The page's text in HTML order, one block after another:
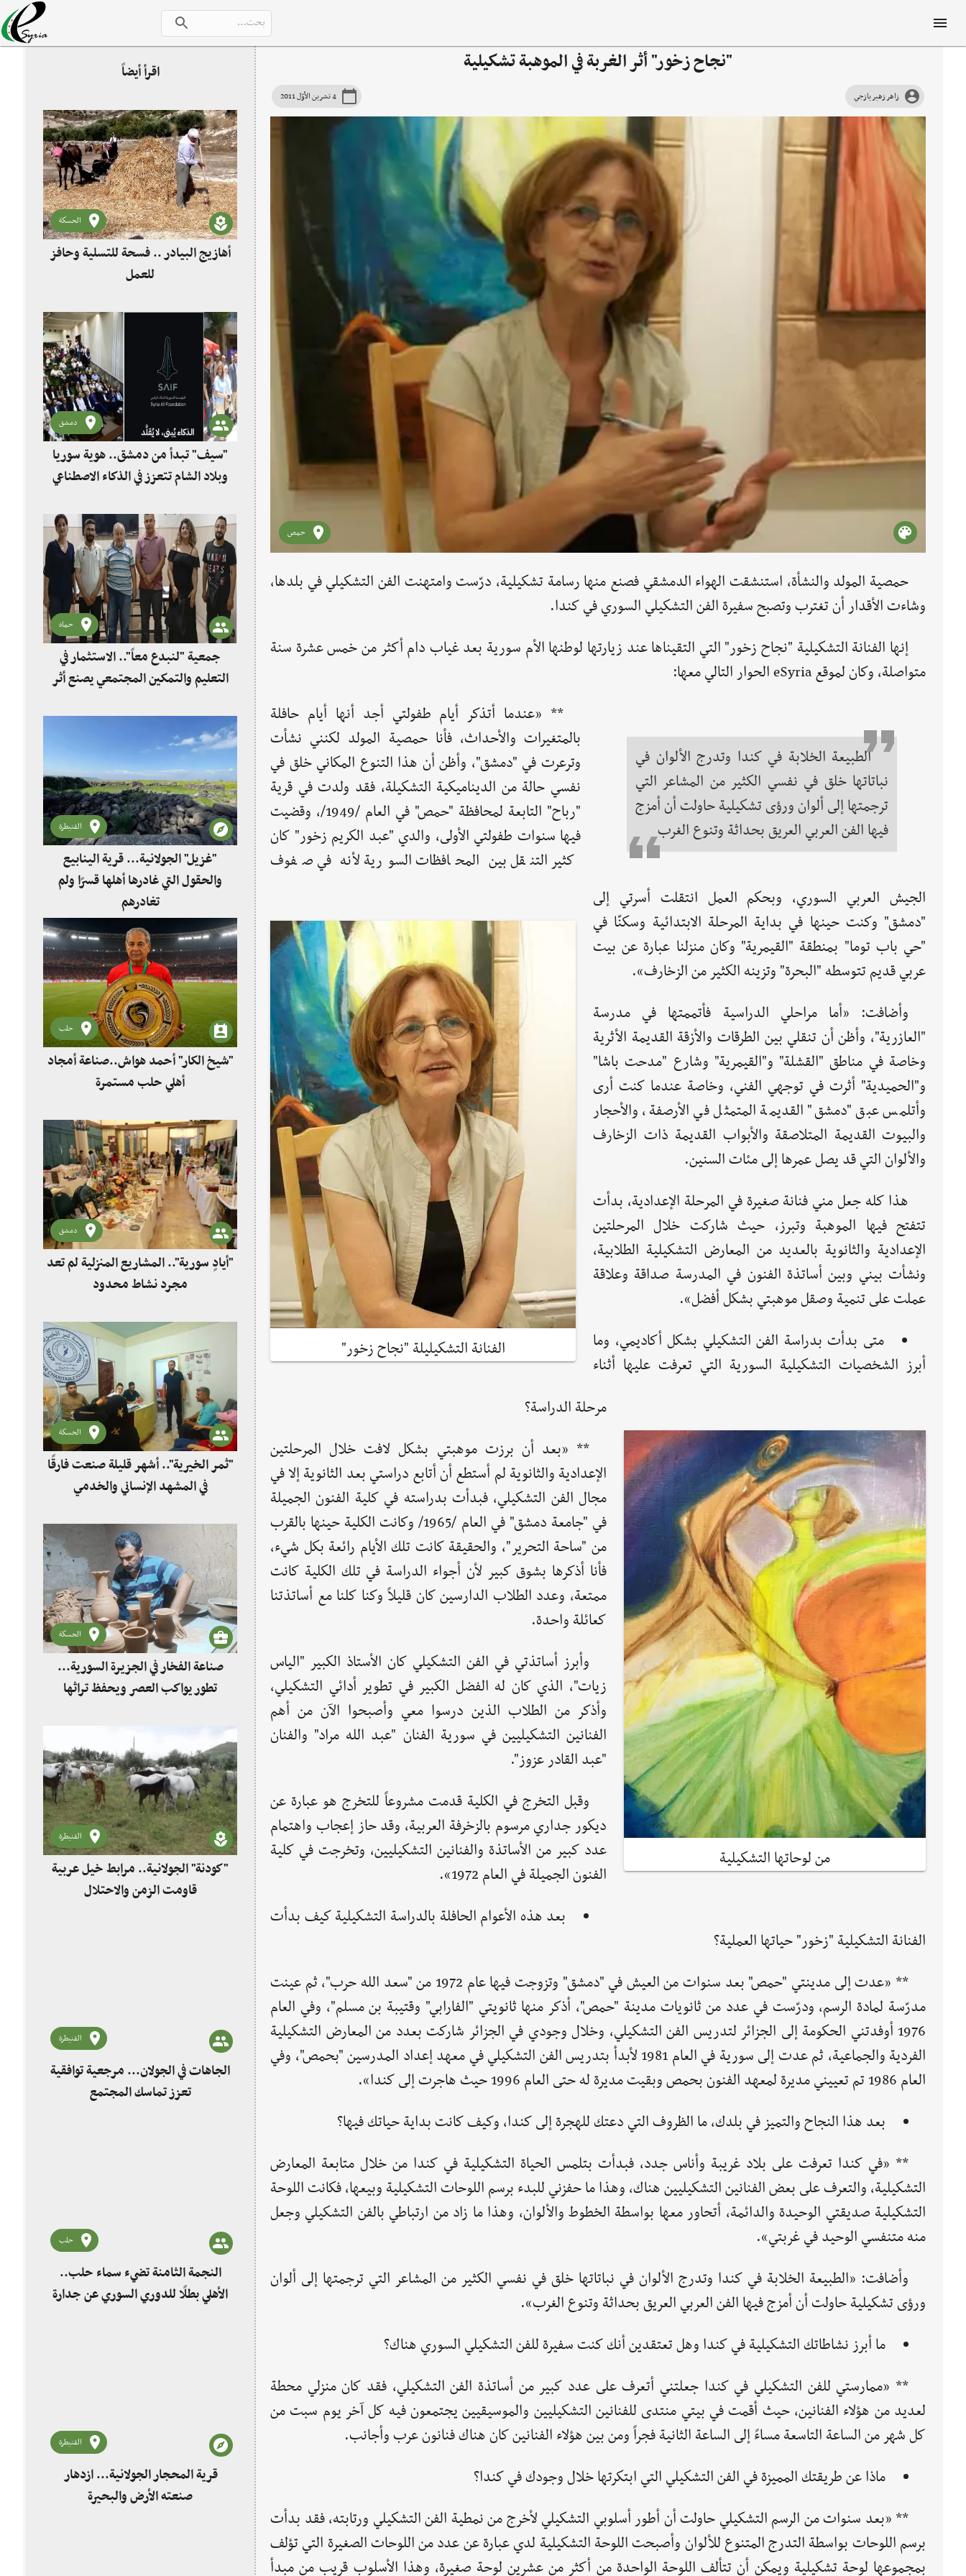
"نجاح زخور" أثر الغربة في الموهبة تشكيلية
زاهر زهير يازجي 4 تشرين الأوّل 2011
حمص
حمصية المولد والنشأة، استنشقت الهواء الدمشقي فصنع منها رسامة تشكيلية، درّست وامتهنت الفن التشكيلي في بلدها،
وشاءت الأقدار أن تغترب وتصبح سفيرة الفن التشكيلي السوري في كندا.
إنها الفنانة التشكيلية "نجاح زخور" التي التقيناها عند زيارتها لوطنها الأم سورية بعد غياب دام أكثر من خمس عشرة سنة
متواصلة، وكان لموقع eSyria الحوار التالي معها:
الطبيعة الخلابة في كندا وتدرج الألوان في
نباتاتها خلق في نفسي الكثير من المشاعر التي
ترجمتها إلى ألوان ورؤى تشكيلية حاولت أن أمزج
فيها الفن العربي العريق بحداثة وتنوع الغرب
الفنانة التشكيليلة "نجاح زخور"
** «عندما أتذكر أيام طفولتي أجد أنها أيام حافلة
بالمتغيرات والأحداث، فأنا حمصية المولد لكنني نشأت
وترعرت في "دمشق"، وأظن أن هذا التنوع المكاني خلق في
نفسي حالة من الديناميكية التشكيلة، فقد ولدت في قرية
"رباح" التابعة لمحافظة "حمص" في العام /1949/، وقضيت
فيها سنوات طفولتي الأولى، والدي "عبد الكريم زخور" كان
كثير التنقل بين المحافظات السورية لأنه في صفوف
الجيش العربي السوري، وبحكم العمل انتقلت أسرتي إلى
"دمشق" وكنت حينها في بداية المرحلة الابتدائية وسكنّا في
"حي باب توما" بمنطقة "القيمرية" وكان منزلنا عبارة عن بيت
عربي قديم تتوسطه "البحرة" وتزينه الكثير من الزخارف».
وأضافت: «أما مراحلي الدراسية فأتممتها في مدرسة
"العازرية"، وأظن أن تنقلي بين الطرقات والأزقة القديمة الأثرية
وخاصة في مناطق "القشلة" و"القيمرية" وشارع "مدحت باشا"
و"الحميدية" أثرت في توجهي الفني، وخاصة عندما كنت أرى
وأتلمس عبق "دمشق" القديمة المتمثل في الأرصفة، والأحجار
والبيوت القديمة المتلاصقة والأبواب القديمة ذات الزخارف
والألوان التي قد يصل عمرها إلى مئات السنين.
من لوحاتها التشكيلية
هذا كله جعل مني فنانة صغيرة في المرحلة الإعدادية، بدأت
تتفتح فيها الموهبة وتبرز، حيث شاركت خلال المرحلتين
الإعدادية والثانوية بالعديد من المعارض التشكيلية الطلابية،
ونشأت بيني وبين أساتذة الفنون في المدرسة صداقة وعلاقة
عملت على تنمية وصقل موهبتي بشكل أفضل».
متى بدأت بدراسة الفن التشكيلي بشكل أكاديمي، وما
أبرز الشخصيات التشكيلية السورية التي تعرفت عليها أثناء
مرحلة الدراسة؟
** «بعد أن برزت موهبتي بشكل لافت خلال المرحلتين
الإعدادية والثانوية لم أستطع أن أتابع دراستي بعد الثانوية إلا في
مجال الفن التشكيلي، فبدأت بدراسته في كلية الفنون الجميلة
في "جامعة دمشق" في العام /1965/ وكانت الكلية حينها بالقرب
من "ساحة التحرير"، والحقيقة كانت تلك الأيام رائعة بكل شيء،
فأنا أذكرها بشوق كبير لأن أجواء الدراسة في تلك الكلية كانت
ممتعة، وعدد الطلاب الدارسين كان قليلاً وكنا كلنا مع أساتذتنا
كعائلة واحدة.
وأبرز أساتذتي في الفن التشكيلي كان الأستاذ الكبير "الياس
زيات"، الذي كان له الفضل الكبير في تطوير أدائي التشكيلي،
وأذكر من الطلاب الذين درسوا معي وأصبحوا الآن من أهم
الفنانين التشكيليين في سورية الفنان "عبد الله مراد" والفنان
"عبد القادر عزوز".
وقبل التخرج في الكلية قدمت مشروعاً للتخرج هو عبارة عن
ديكور جداري مرسوم بالزخرفة العربية، وقد حاز إعجاب واهتمام
عدد كبير من الأساتذة والفنانين التشكيليين، وتخرجت في كلية
الفنون الجميلة في العام 1972».
بعد هذه الأعوام الحافلة بالدراسة التشكيلية كيف بدأت
الفنانة التشكيلية "زخور" حياتها العملية؟
** «عدت إلى مدينتي "حمص" بعد سنوات من العيش في "دمشق" وتزوجت فيها عام 1972 من "سعد الله حرب"، ثم عينت
مدرّسة لمادة الرسم، ودرّست في عدد من ثانويات مدينة "حمص"، أذكر منها ثانويتي "الفارابي" وقتيبة بن مسلم"، وفي العام
1976 أوفدتني الحكومة إلى الجزائر لتدريس الفن التشكيلي، وخلال وجودي في الجزائر شاركت بعدد من المعارض التشكيلية
الفردية والجماعية، ثم عدت إلى سورية في العام 1981 لأبدأ بتدريس الفن التشكيلي في معهد إعداد المدرسين "بحمص"، وفي
العام 1986 تم تعييني مديرة لمعهد الفنون بحمص وبقيت مديرة له حتى العام 1996 حيث هاجرت إلى كندا».
بعد هذا النجاح والتميز في بلدك، ما الظروف التي دعتك للهجرة إلى كندا، وكيف كانت بداية حياتك فيها؟
** «في كندا تعرفت على بلاد غريبة وأناس جدد، فبدأت بتلمس الحياة التشكيلية في كندا من خلال متابعة المعارض
التشكيلية، والتعرف على بعض الفنانين التشكيليين هناك، وهذا ما حفزني للبدء برسم اللوحات التشكيلية وبيعها، فكانت اللوحة
التشكيلية صديقتي الوحيدة والدائمة، أتحاور معها بواسطة الخطوط والألوان، وهذا ما زاد من ارتباطي بالفن التشكيلي وجعل
منه متنفسي الوحيد في غربتي».
وأضافت: «الطبيعة الخلابة في كندا وتدرج الألوان في نباتاتها خلق في نفسي الكثير من المشاعر التي ترجمتها إلى ألوان
ورؤى تشكيلية حاولت أن أمزج فيها الفن العربي العريق بحداثة وتنوع الغرب».
ما أبرز نشاطاتك التشكيلية في كندا وهل تعتقدين أنك كنت سفيرة للفن التشكيلي السوري هناك؟
** «ممارستي للفن التشكيلي في كندا جعلتني أتعرف على عدد كبير من أساتذة الفن التشكيلي، فقد كان منزلي محطة
لعديد من هؤلاء الفنانين، حيث أقمت في بيتي منتدى للفنانين التشكيليين والموسيقيين يجتمعون فيه كل آخر يوم سبت من
كل شهر من الساعة التاسعة مساءً إلى الساعة الثانية فجراً ومن بين هؤلاء الفنانين كان هناك فنانون عرب وأجانب.
ماذا عن طريقتك المميزة في الفن التشكيلي التي ابتكرتها خلال وجودك في كندا؟
** «بعد سنوات من الرسم التشكيلي حاولت أن أطور أسلوبي التشكيلي لأخرج من نمطية الفن التشكيلي ورتابته، فقد بدأت
برسم اللوحات بواسطة التدرج المتنوع للألوان وأصبحت اللوحة التشكيلية لدي عبارة عن عدد من اللوحات الصغيرة التي تؤلف
بمجموعها لوحة تشكيلية ويمكن أن تتألف اللوحة الواحدة من أكثر من عشرين لوحة صغيرة، وهذا الأسلوب قريب من مبدأ
اقرأ أيضاً
الحسكة
أهازيج البيادر .. فسحة للتسلية وحافز
للعمل
دمشق
"سيف" تبدأ من دمشق.. هوية سوريا
وبلاد الشام تتعزز في الذكاء الاصطناعي
حماه
جمعية "لنبدع معاً".. الاستثمار في
التعليم والتمكين المجتمعي يصنع أثر
القنيطرة
"غزيل" الجولانية... قرية الينابيع
والحقول التي غادرها أهلها قسرًا ولم
تغادرهم
حلب
"شيخ الكار" أحمد هواش..صناعة أمجاد
أهلي حلب مستمرة
دمشق
"أيادٍ سورية".. المشاريع المنزلية لم تعد
مجرد نشاط محدود
الحسكة
"ثمر الخيرية".. أشهر قليلة صنعت فارقًا
في المشهد الإنساني والخدمي
الحسكة
صناعة الفخار في الجزيرة السورية...
تطور يواكب العصر ويحفظ تراثها
القنيطرة
"كودنة" الجولانية.. مرابط خيل عربية
قاومت الزمن والاحتلال
القنيطرة
الجاهات في الجولان... مرجعية توافقية
تعزز تماسك المجتمع
حلب
النجمة الثامنة تضيء سماء حلب..
الأهلي بطلًا للدوري السوري عن جدارة
القنيطرة
قرية المحجار الجولانية... ازدهار
صنعته الأرض والبحيرة